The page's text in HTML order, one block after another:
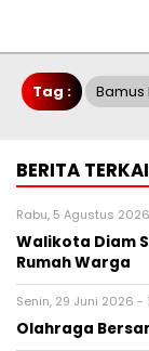
Tag : Bamus
BERITA
Rabu, 5 Agustus
Walikota Diam
Rumah Warga
Senin, 29 Juni 2026 -
Olahraga